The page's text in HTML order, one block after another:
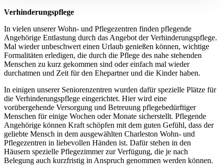
Verhinderungspflege
In vielen unserer Wohn- und Pflegezentren finden pflegende
Angehörige Entlastung durch das Angebot der Verhinderungspflege.
Mal wieder unbeschwert einen Urlaub genießen können, wichtige
Formalitäten erledigen, die durch die Pflege des nahe stehenden
Menschen zu kurz gekommen sind oder einfach mal wieder
durchatmen und Zeit für den Ehepartner und die Kinder haben.
In einigen unserer Seniorenzentren wurden dafür spezielle Plätze für
die Verhinderungspflege eingerichtet. Hier wird eine
vorübergehende Versorgung und Betreuung pflegebedürftiger
Menschen für einige Wochen oder Monate sicherstellt. Pflegende
Angehörige können Kraft schöpfen mit dem guten Gefühl, dass der
geliebte Mensch in dem ausgewählten Charleston Wohn- und
Pflegezentren in liebevollen Händen ist. Dafür stehen in den
Häusern spezielle Pflegezimmer zur Verfügung, die je nach
Belegung auch kurzfristig in Anspruch genommen werden können.